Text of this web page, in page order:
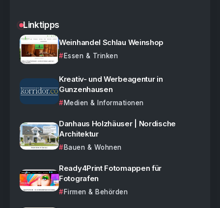
Linktipps
Weinhandel Schlau Weinshop
Essen & Trinken
Kreativ- und Werbeagentur in
Gunzenhausen
Medien & Informationen
Danhaus Holzhäuser | Nordische
Architektur
Bauen & Wohnen
Ready4Print Fotomappen für
Fotografen
Firmen & Behörden